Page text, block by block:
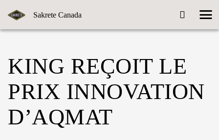
Sakrete Canada
KING REÇOIT LE
PRIX INNOVATION
D’AQMAT